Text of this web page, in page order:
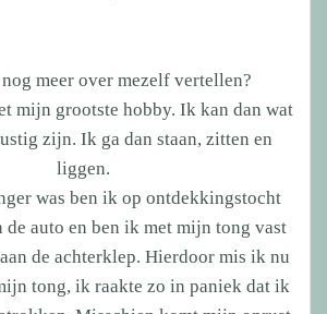
meer over mezelf vertellen?
mijn grootste hobby. Ik kan dan wat
zijn. Ik ga dan staan, zitten en
liggen.
was ben ik op ontdekkingstocht
de auto en ben ik met mijn tong vast
de achterklep. Hierdoor mis ik nu
tong, ik raakte zo in paniek dat ik